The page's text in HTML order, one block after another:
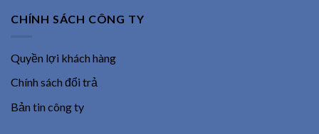
CHÍNH SÁCH CÔNG TY
Quyền lợi khách hàng
Chính sách đổi trả
Bản tin công ty